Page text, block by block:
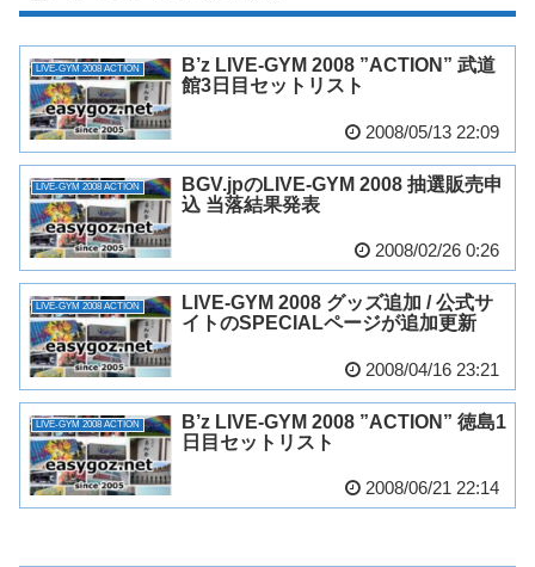
LIVE-GYM 2008 ACTION
B’z LIVE-GYM 2008 ”ACTION” 武道
館3日目セットリスト
2008/05/13 22:09
LIVE-GYM 2008 ACTION
BGV.jpのLIVE-GYM 2008 抽選販売申
込 当落結果発表
2008/02/26 0:26
LIVE-GYM 2008 ACTION
LIVE-GYM 2008 グッズ追加 / 公式サ
イトのSPECIALページが追加更新
2008/04/16 23:21
LIVE-GYM 2008 ACTION
B’z LIVE-GYM 2008 ”ACTION” 徳島1
日目セットリスト
2008/06/21 22:14